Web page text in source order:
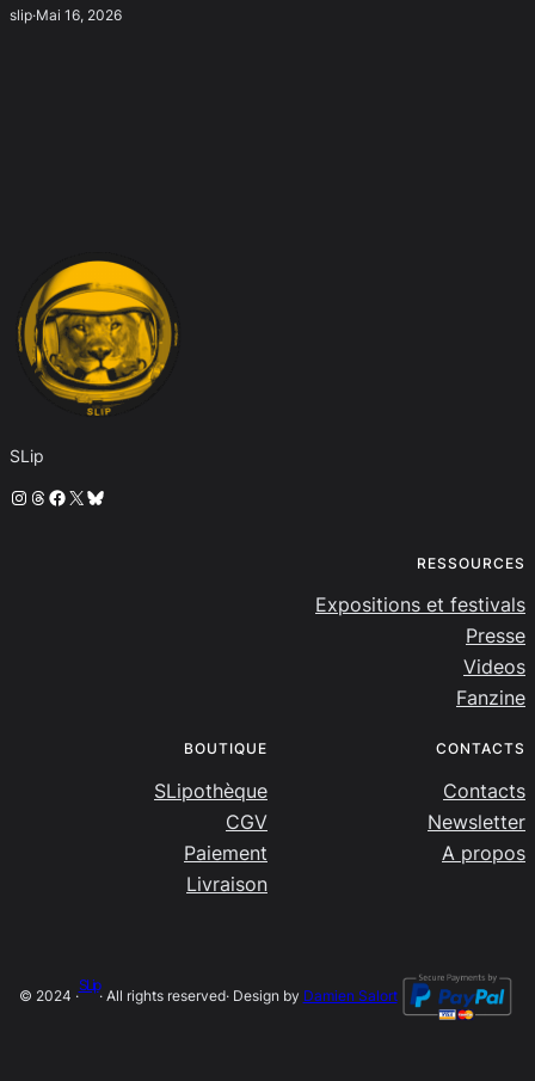
slip·Mai 16, 2026
SLip
Instagram
Threads
Facebook
X Bluesky
RESSOURCES
Expositions et festivals
Presse
Videos
Fanzine
BOUTIQUE
SLipothèque
CGV
Paiement
Livraison
CONTACTS
Contacts
Newsletter
A propos
© 2024 ·
SLip
· All rights reserved· Design by Damien Salort